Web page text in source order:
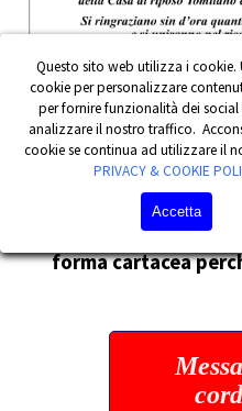
Questo sito web utilizza i
cookie per personalizzare
per fornire funzionalità dei social
analizzare il nostro traffico.
cookie se continua ad utilizzare il
PRIVACY & COOKIE
Accetta
Fai Sentire il Tuo Affetto
sarà nostra premura
forma cartacea